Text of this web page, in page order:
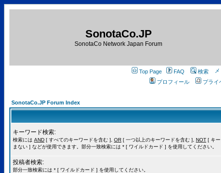
SonotaCo.JP
SonotaCo Network Japan Forum
Top Page FAQ
検索
プロフィール
プライ
SonotaCo.JP Forum Index
キーワード検索:
検索には AND [ すべてのキーワードを含む ], OR [ 一つ以上のキーワードを含む ], NOT [ キ
まない ] などが使用できます。部分一致検索には * [ ワイルドカード ] を使用してください。
投稿者検索:
部分一致検索には * [ ワイルドカード ] を使用してください。